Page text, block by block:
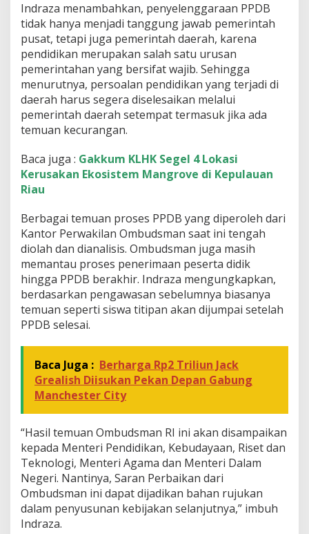
i
k
B
a
r
u
Indraza menambahkan, penyelenggaraan PPDB
tidak hanya menjadi tanggung jawab pemerintah
pusat, tetapi juga pemerintah daerah, karena
pendidikan merupakan salah satu urusan
pemerintahan yang bersifat wajib. Sehingga
menurutnya, persoalan pendidikan yang terjadi di
daerah harus segera diselesaikan melalui
pemerintah daerah setempat termasuk jika ada
temuan kecurangan.
Baca juga : Gakkum KLHK Segel 4 Lokasi
Kerusakan Ekosistem Mangrove di Kepulauan
Riau
Berbagai temuan proses PPDB yang diperoleh dari
Kantor Perwakilan Ombudsman saat ini tengah
diolah dan dianalisis. Ombudsman juga masih
memantau proses penerimaan peserta didik
hingga PPDB berakhir. Indraza mengungkapkan,
berdasarkan pengawasan sebelumnya biasanya
temuan seperti siswa titipan akan dijumpai setelah
PPDB selesai.
Baca Juga : Berharga Rp2 Triliun Jack
Grealish Diisukan Pekan Depan Gabung
Manchester City
“Hasil temuan Ombudsman RI ini akan disampaikan
kepada Menteri Pendidikan, Kebudayaan, Riset dan
Teknologi, Menteri Agama dan Menteri Dalam
Negeri. Nantinya, Saran Perbaikan dari
Ombudsman ini dapat dijadikan bahan rujukan
dalam penyusunan kebijakan selanjutnya,” imbuh
Indraza.